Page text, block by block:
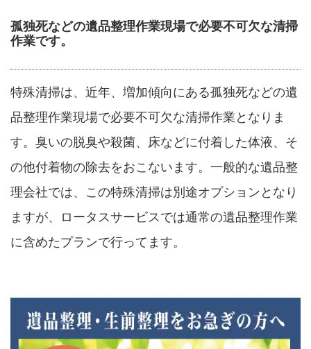
孤独死などの遺品整理作業現場で必要不可欠な清掃
作業です。
特殊清掃は、近年、増加傾向にある孤独死などの遺
品整理作業現場で必要不可欠な清掃作業となりま
す。臭いの脱臭や殺菌、床などに付着した体液、そ
の他付着物の除去をおこないます。一般的な遺品整
理会社では、この特殊清掃は別途オプションとなり
ますが、ロータスサービスでは通常の遺品整理作業
に含めたプランで行ってます。